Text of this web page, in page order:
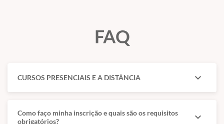
FAQ
CURSOS PRESENCIAIS E A DISTÂNCIA expand_more
Como faço minha inscrição e quais são os requisitos
obrigatórios?
expand_more